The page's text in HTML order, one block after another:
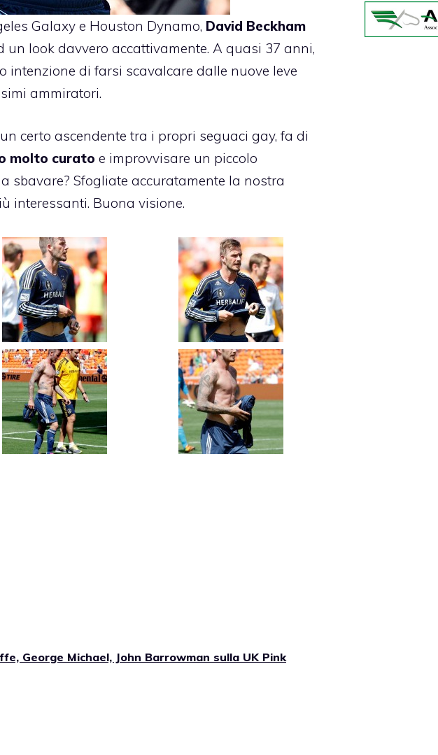
Galaxy e Houston Dynamo, David Beckham
look davvero accattivamente. A quasi 37 anni,
intenzione di farsi scavalcare dalle nuove leve
ammiratori.
certo ascendente tra i propri seguaci gay, fa di
molto curato e improvvisare un piccolo
sbavare? Sfogliate accuratamente la nostra
interessanti. Buona visione.
George Michael, John Barrowman sulla UK Pink